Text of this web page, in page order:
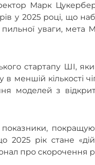
Марк
у 2025 році, що
уваги, мета
стартапу ШІ,
кількості
моделей з
2025 рік стане
про скорочення